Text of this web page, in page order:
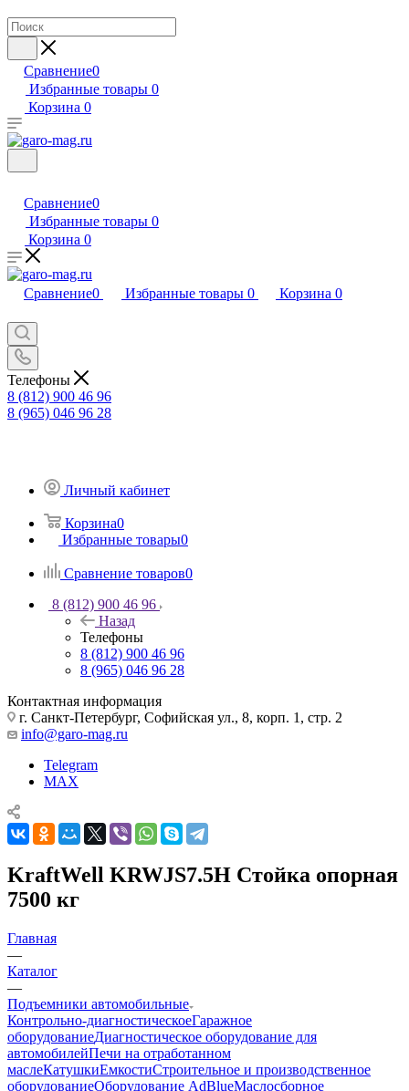
Сравнение0
Избранные товары 0
Корзина 0
Сравнение0
Избранные товары 0
Корзина 0
Сравнение0 Избранные товары 0 Корзина 0
Телефоны
8 (812) 900 46 96
8 (965) 046 96 28
Личный кабинет
Корзина0
Избранные товары0
Сравнение товаров0
8 (812) 900 46 96
Назад
Телефоны
8 (812) 900 46 96
8 (965) 046 96 28
Контактная информация
г. Санкт-Петербург, Софийская ул., 8, корп. 1, стр. 2
info@garo-mag.ru
Telegram
MAX
KraftWell KRWJS7.5H Стойка опорная
7500 кг
Главная
—
Каталог
—
Подъемники автомобильные
Контрольно-диагностическоеГаражное
оборудованиеДиагностическое оборудование для
автомобилейПечи на отработанном
маслеКатушкиЕмкостиСтроительное и производственное
оборудованиеОборудование AdBlueМаслосборное